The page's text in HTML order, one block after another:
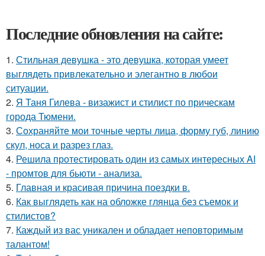
Последние обновления на сайте:
1. Стильная девушка - это девушка, которая умеет
выглядеть привлекательно и элегантно в любои
ситуации.
2. Я Таня Гилева - визажист и стилист по прическам
города Тюмени.
3. Сохраняйте мои точные черты лица, форму губ, линию
скул, носа и разрез глаз.
4. Решила протестировать один из самых интересных AI
- промтов для бьюти - анализа.
5. Главная и красивая причина поездки в.
6. Как выглядеть как на обложке глянца без съемок и
стилистов?
7. Каждый из вас уникален и обладает неповторимым
талантом!